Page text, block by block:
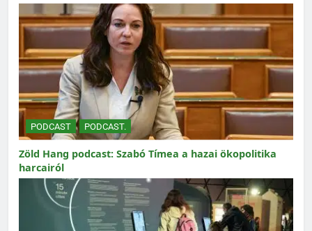
PODCAST PODCAST.
Zöld Hang podcast: Szabó Tímea a hazai ökopolitika
harcairól